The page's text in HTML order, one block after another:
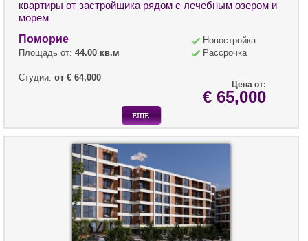
квартиры от застройщика рядом с лечебным озером и
морем
Поморие
Площадь от: 44.00 кв.м
Студии: от € 64,000
Новостройка
Рассрочка
Цена от:
€ 65,000